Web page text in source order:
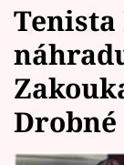
Témata
Celebrity
Vztahy
Tenista
Drobné